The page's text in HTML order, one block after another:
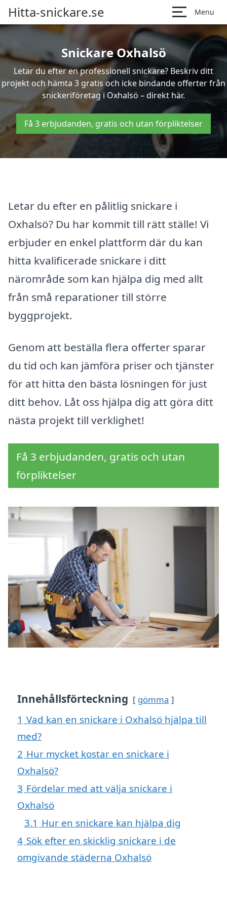
Hitta-snickare.se Menu
Snickare Oxhalsö
Letar du efter en professionell snickare? Beskriv ditt
projekt och hämta 3 gratis och icke bindande offerter från
snickeriföretag i Oxhalsö – direkt här.
Få 3 erbjudanden, gratis och utan förpliktelser
Letar du efter en pålitlig snickare i
Oxhalsö? Du har kommit till rätt ställe! Vi
erbjuder en enkel plattform där du kan
hitta kvalificerade snickare i ditt
närområde som kan hjälpa dig med allt
från små reparationer till större
byggprojekt.
Genom att beställa flera offerter sparar
du tid och kan jämföra priser och tjänster
för att hitta den bästa lösningen för just
ditt behov. Låt oss hjälpa dig att göra ditt
nästa projekt till verklighet!
Få 3 erbjudanden, gratis och utan
förpliktelser
Innehållsförteckning gömma
1 Vad kan en snickare i Oxhalsö hjälpa till
med?
2 Hur mycket kostar en snickare i
Oxhalsö?
3 Fördelar med att välja snickare i
Oxhalsö
3.1 Hur en snickare kan hjälpa dig
4 Sök efter en skicklig snickare i de
omgivande städerna Oxhalsö